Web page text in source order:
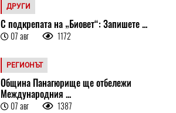
ДРУГИ
С подкрепата на „Биовет“: Запишете ...
07 авг 1172
РЕГИОНЪТ
Община Панагюрище ще отбележи
Международния ...
07 авг 1387